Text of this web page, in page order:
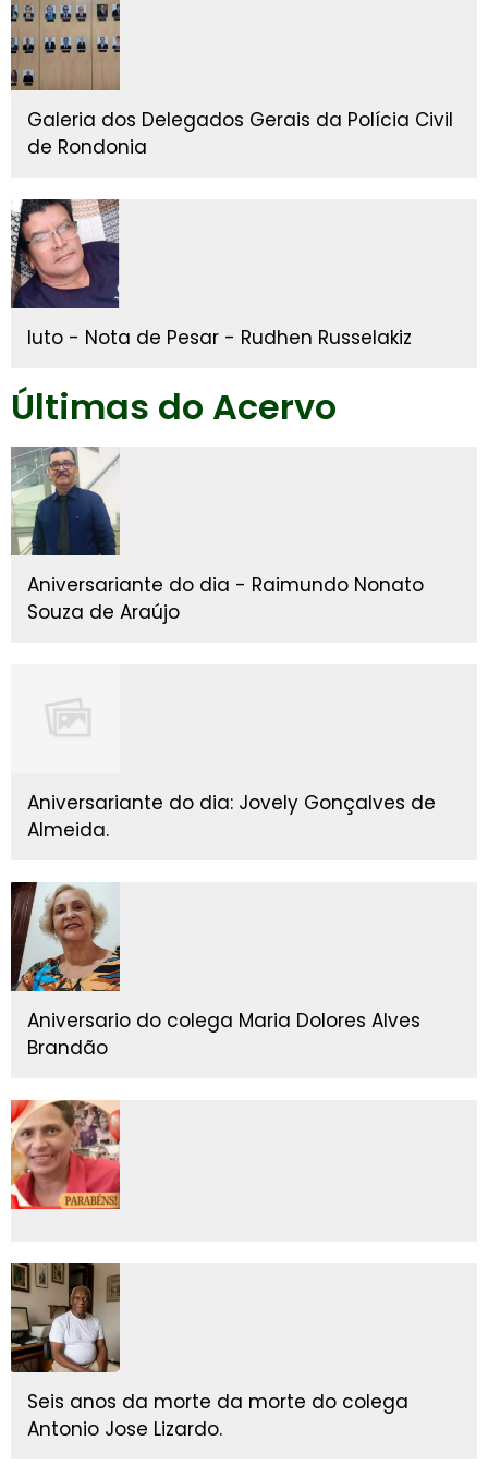
Galeria dos Delegados Gerais da Polícia Civil
de Rondonia
luto - Nota de Pesar - Rudhen Russelakiz
Últimas do Acervo
Aniversariante do dia - Raimundo Nonato
Souza de Araújo
Aniversariante do dia: Jovely Gonçalves de
Almeida.
Aniversario do colega Maria Dolores Alves
Brandão
Seis anos da morte da morte do colega
Antonio Jose Lizardo.